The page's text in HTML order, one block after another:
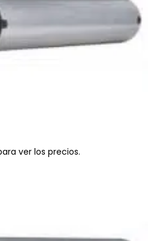
ver los precios.